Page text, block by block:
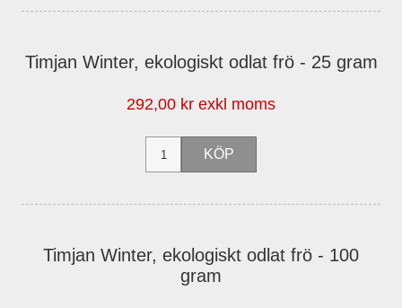
Timjan Winter, ekologiskt odlat frö - 25 gram
292,00 kr exkl moms
Timjan Winter, ekologiskt odlat frö - 100
gram